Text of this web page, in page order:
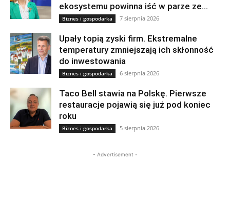
ekosystemu powinna iść w parze ze...
Biznes i gospodarka 7 sierpnia 2026
Upały topią zyski firm. Ekstremalne
temperatury zmniejszają ich skłonność
do inwestowania
Biznes i gospodarka 6 sierpnia 2026
Taco Bell stawia na Polskę. Pierwsze
restauracje pojawią się już pod koniec
roku
Biznes i gospodarka 5 sierpnia 2026
- Advertisement -